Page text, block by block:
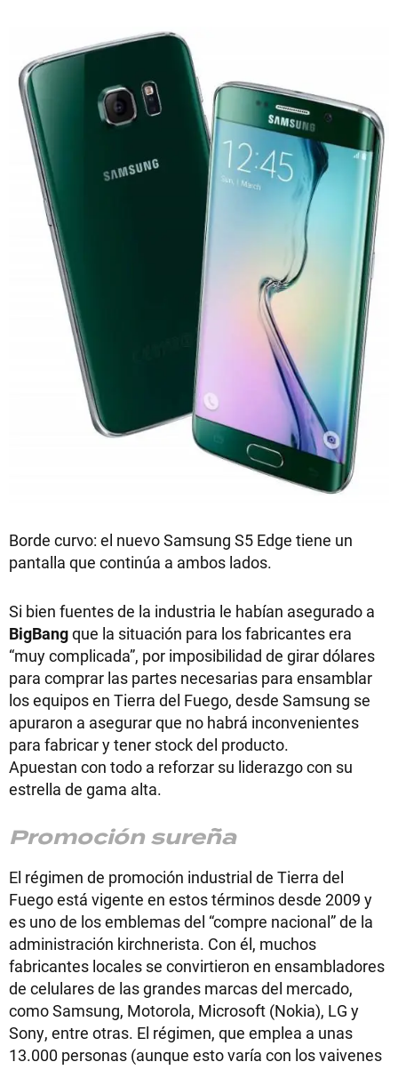
Borde curvo: el nuevo Samsung S5 Edge tiene un
pantalla que continúa a ambos lados.
Si bien fuentes de la industria le habían asegurado a
BigBangque la situación para los fabricantes era
“muy complicada”, por imposibilidad de girar dólares
para comprar las partes necesarias para ensamblar
los equipos en Tierra del Fuego, desde Samsung se
apuraron a asegurar que no habrá inconvenientes
para fabricar y tener stock del producto.
Apuestan con todo a reforzar su liderazgo con su
estrella de gama alta.
Promoción sureña
El régimen de promoción industrial de Tierra del
Fuego está vigente en estos términos desde 2009 y
es uno de los emblemas del “compre nacional” de la
administración kirchnerista. Con él, muchos
fabricantes locales se convirtieron en ensambladores
de celulares de las grandes marcas del mercado,
como Samsung, Motorola, Microsoft (Nokia), LG y
Sony, entre otras. El régimen, que emplea a unas
13.000 personas (aunque esto varía con los vaivenes